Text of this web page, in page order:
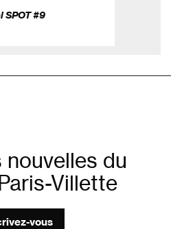
SPOT #9
nouvelles du
Villette
vous